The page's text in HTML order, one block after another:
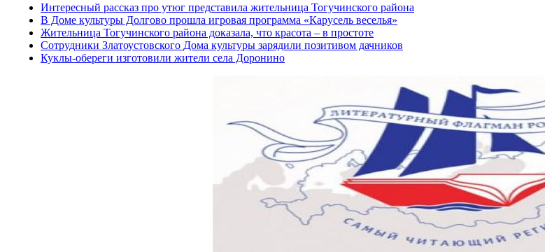
Интересный рассказ про утюг представила жительница Тогучинского района
В Доме культуры Долгово прошла игровая программа «Карусель веселья»
Жительница Тогучинского района доказала, что красота – в простоте
Сотрудники Златоустовского Дома культуры зарядили позитивом дачников
Куклы-обереги изготовили жители села Доронино